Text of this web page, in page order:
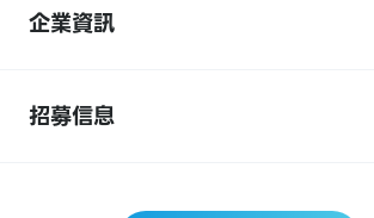
企業資訊
招募信息